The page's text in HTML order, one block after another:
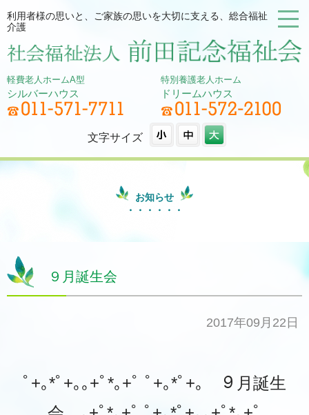
利用者様の思いと、ご家族の思いを大切に支える、総合福祉
介護
軽費老人ホームA型
シルバーハウス
特別養護老人ホーム
ドリームハウス
文字サイズ
お知らせ
９月誕生会
2017年09月22日
ﾟ+｡*ﾟ+｡｡+ﾟ*｡+ﾟ ﾟ+｡*ﾟ+｡ ９月誕生